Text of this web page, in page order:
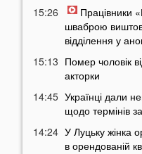
15:26
Працівники
шваброю
відділення у
15:13 Помер чоловік
акторки
14:45 Українці дали
щодо термінів
14:24 У Луцьку жінка
в орендованій